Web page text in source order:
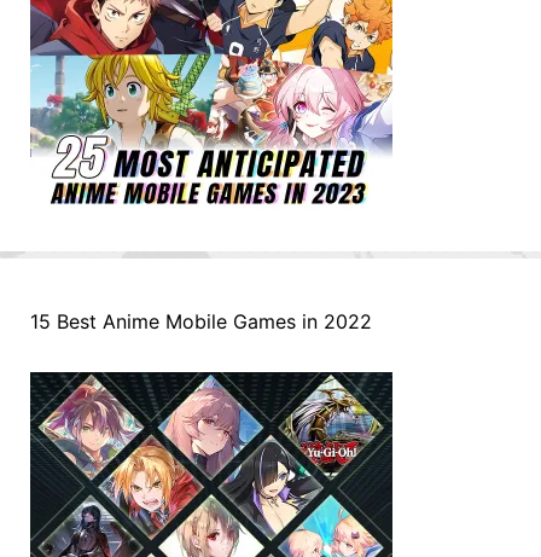
15 Best Anime Mobile Games in 2022